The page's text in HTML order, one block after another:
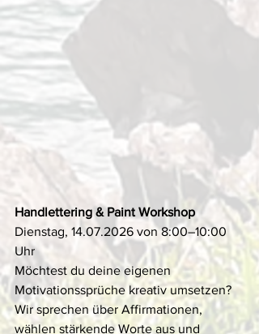
Handlettering & Paint Workshop
Dienstag, 14.07.2026 von 8:00–10:00
Uhr
Möchtest du deine eigenen
Motivationssprüche kreativ umsetzen?
Wir sprechen über Affirmationen,
wählen stärkende Worte aus und